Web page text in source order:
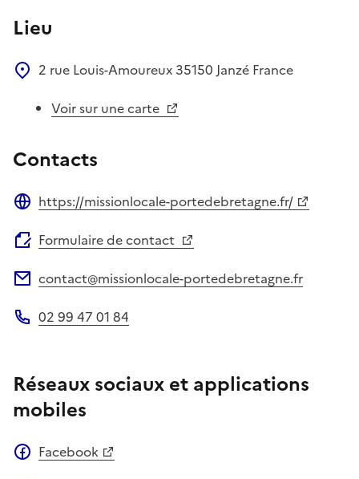
Lieu
2 rue Louis-Amoureux 35150 Janzé France
Voir sur une carte
Contacts
https://missionlocale-portedebretagne.fr/
Formulaire de contact
contact@missionlocale-portedebretagne.fr
02 99 47 01 84
Réseaux sociaux et applications
mobiles
Facebook